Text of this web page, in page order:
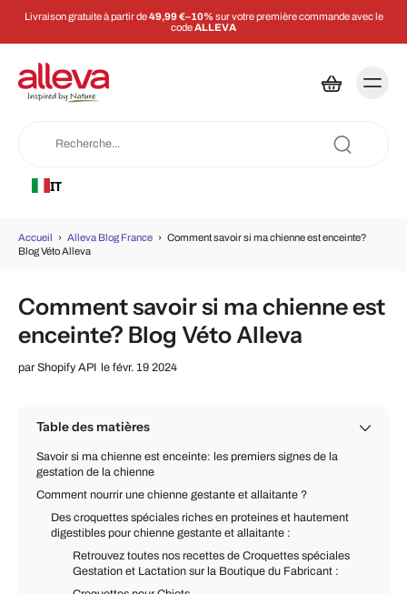
Livraison gratuite à partir de49,99 €–10% sur votre première commande avec le
codeALLEVA
IT
Accueil › Alleva Blog France › Comment savoir si ma chienne est enceinte?
Blog Véto Alleva
Comment savoir si ma chienne est
enceinte? Blog Véto Alleva
par Shopify API le févr. 19 2024
Table des matières
Savoir si ma chienne est enceinte: les premiers signes de la
gestation de la chienne
Comment nourrir une chienne gestante et allaitante ?
Des croquettes spéciales riches en proteines et hautement
digestibles pour chienne gestante et allaitante :
Retrouvez toutes nos recettes de Croquettes spéciales
Gestation et Lactation sur la Boutique du Fabricant :